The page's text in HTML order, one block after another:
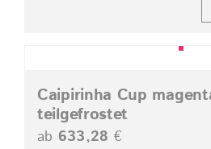
Caipirinha Cup
teilgefrostet
ab 633,28 €